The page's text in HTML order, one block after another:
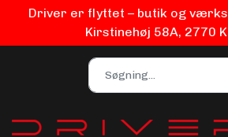
Driver er flyttet – butik og
Kirstinehøj 58A, 2770